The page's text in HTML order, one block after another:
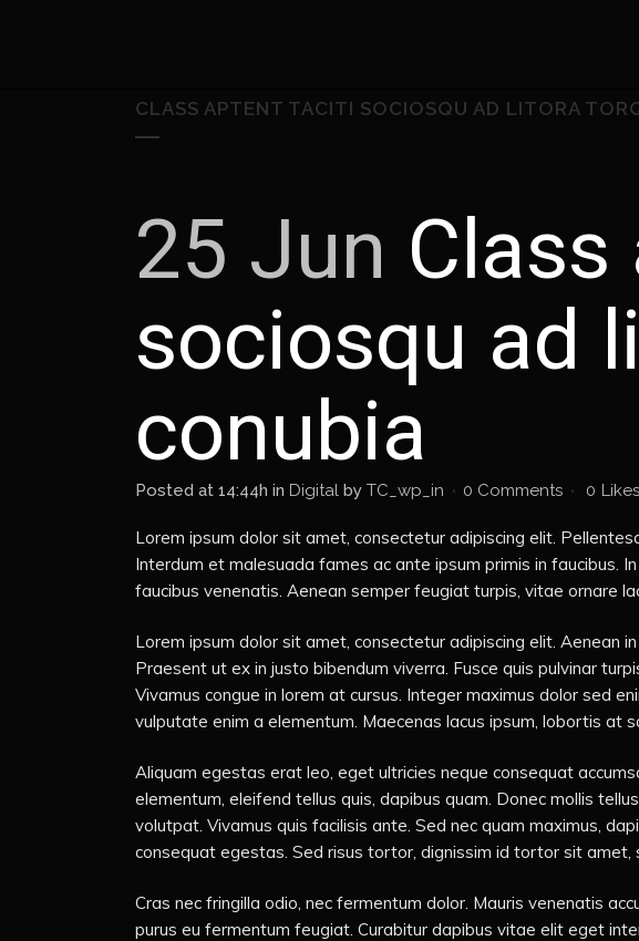
CLASS APTENT TACITI SOCIOSQU AD LITORA
25 Jun
sociosqu ad
conubia
Posted at 14:44h in Digital by TC_wp_in 0 Comments 0 Likes
Lorem ipsum dolor sit amet, consectetur adipiscing elit.
Interdum et malesuada fames ac ante ipsum primis in faucibus.
faucibus venenatis. Aenean semper feugiat turpis, vitae ornare
Lorem ipsum dolor sit amet, consectetur adipiscing elit. Aenean
Praesent ut ex in justo bibendum viverra. Fusce quis pulvinar
Vivamus congue in lorem at cursus. Integer maximus dolor sed
vulputate enim a elementum. Maecenas lacus ipsum, lobortis at
Aliquam egestas erat leo, eget ultricies neque consequat
elementum, eleifend tellus quis, dapibus quam. Donec mollis
volutpat. Vivamus quis facilisis ante. Sed nec quam maximus,
consequat egestas. Sed risus tortor, dignissim id tortor sit
Cras nec fringilla odio, nec fermentum dolor. Mauris venenatis
purus eu fermentum feugiat. Curabitur dapibus vitae elit eget